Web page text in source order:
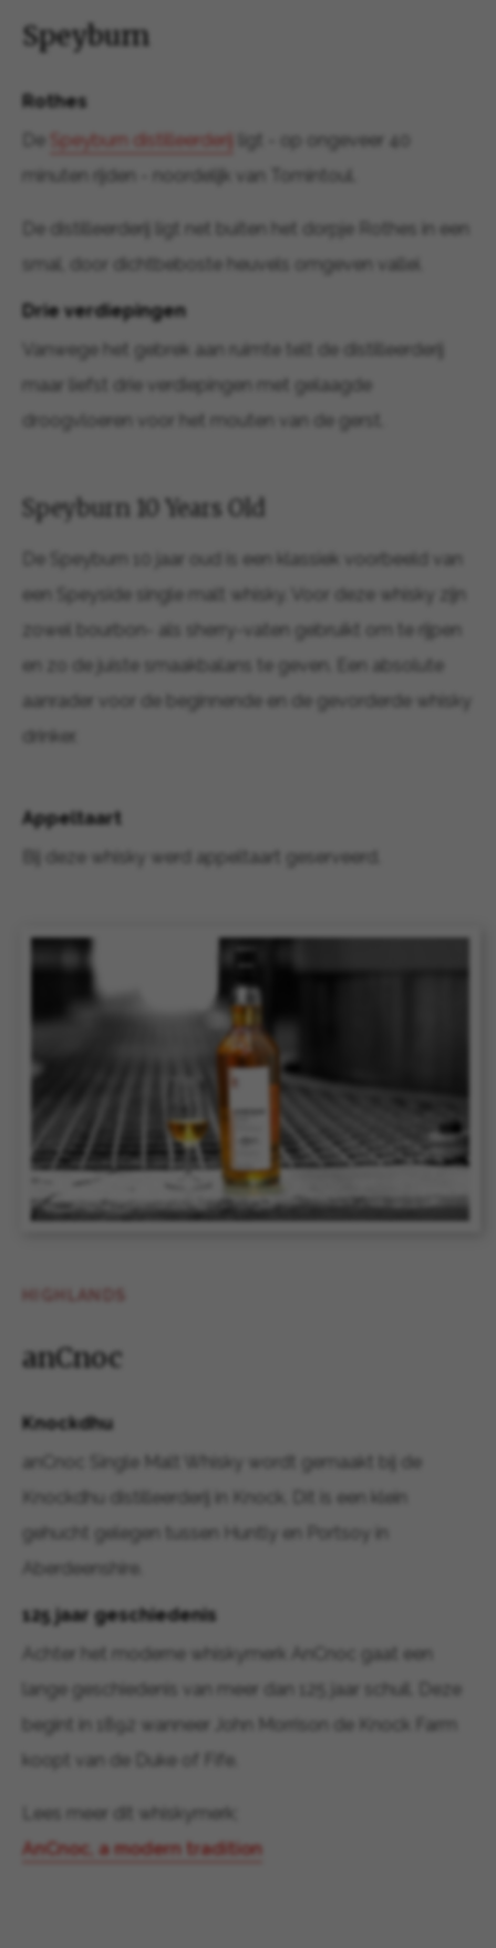
Speyburn
Rothes
De
Speyburn distilleerderij
ligt - op ongeveer 40
minuten rijden - noordelijk van Tomintoul.
De distilleerderij ligt net buiten het dorpje Rothes in een
smal, door dichtbeboste heuvels omgeven vallei.
Drie verdiepingen
Vanwege het gebrek aan ruimte telt de distilleerderij
maar liefst drie verdiepingen met gelaagde
droogvloeren voor het mouten van de gerst.
Speyburn 10 Years Old
De Speyburn 10 jaar oud is een klassiek voorbeeld van
een Speyside single malt whisky. Voor deze whisky zijn
zowel bourbon- als sherry-vaten gebruikt om te rijpen
en zo de juiste smaakbalans te geven. Een absolute
aanrader voor de beginnende en de gevorderde whisky
drinker.
Appeltaart
Bij deze whisky werd appeltaart geserveerd.
anCnoc
Knockdhu
anCnoc Single Malt Whisky wordt gemaakt bij de
Knockdhu distilleerderij in Knock. Dit is een klein
gehucht gelegen tussen Huntly en Portsoy in
Aberdeenshire.
125 jaar geschiedenis
Achter het moderne whiskymerk AnCnoc gaat een
lange geschiedenis van meer dan 125 jaar schuil. Deze
begint in 1892 wanneer John Morrison de Knock Farm
koopt van de Duke of Fife.
Lees meer dit whiskymerk;
AnCnoc, a modern tradition